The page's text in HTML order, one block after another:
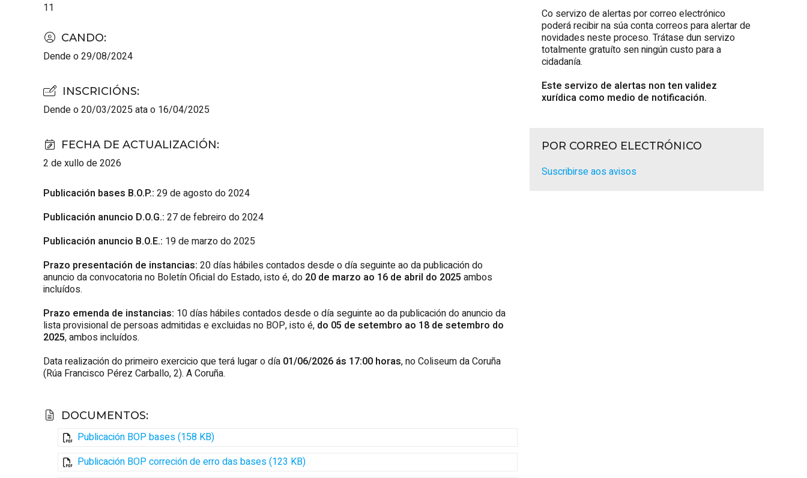
11
CANDO:
Dende o 29/08/2024
INSCRICIÓNS:
Dende o 20/03/2025 ata o 16/04/2025
FECHA DE ACTUALIZACIÓN:
2 de xullo de 2026
Publicación bases B.O.P.: 29 de agosto do 2024
Publicación anuncio D.O.G.: 27 de febreiro do 2024
Publicación anuncio B.O.E.: 19 de marzo do 2025
Prazo presentación de instancias: 20 días hábiles contados desde o día seguinte ao da publicación do
anuncio da convocatoria no Boletín Oficial do Estado,isto é, do 20 de marzo ao 16 de abril do 2025 ambos
incluídos.
Prazo emenda de instancias: 10 días hábiles contados desde o día seguinte ao da publicación do anuncio da
lista provisional de persoas admitidas e excluidas no BOP, isto é, do 05 de setembro ao 18 de setembro do
2025, ambos incluídos.
Data realización do primeiro exercicio que terá lugar o día 01/06/2026 ás 17:00 horas, no Coliseum da Coruña
(Rúa Francisco Pérez Carballo, 2). A Coruña.
DOCUMENTOS:
Publicación BOP bases (158 KB)
Publicación BOP correción de erro das bases (123 KB)
Co servizo de alertas por correo electrónico
poderá recibir na súa conta correos para alertar de
novidades neste proceso. Trátase dun servizo
totalmente gratuíto sen ningún custo para a
cidadanía.
Este servizo de alertas non ten validez
xurídica como medio de notificación.
POR CORREO ELECTRÓNICO
Suscribirse aos avisos